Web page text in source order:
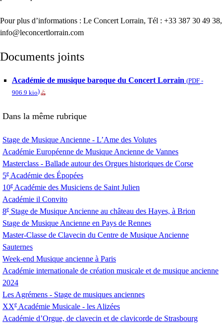
Pour plus d’informations : Le Concert Lorrain, Tél : +33 387 30 49 38,
info@leconcertlorrain.com
Documents joints
Académie de musique baroque du Concert Lorrain (PDF -
906.9 kio)
Dans la même rubrique
Stage de Musique Ancienne - L’Ame des Volutes
Académie Européenne de Musique Ancienne de Vannes
Masterclass - Ballade autour des Orgues historiques de Corse
5e Académie des Épopées
10e Académie des Musiciens de Saint Julien
Académie il Convito
8e Stage de Musique Ancienne au château des Hayes, à Brion
Stage de Musique Ancienne en Pays de Rennes
Master-Classe de Clavecin du Centre de Musique Ancienne
Sauternes
Week-end Musique ancienne à Paris
Académie internationale de création musicale et de musique ancienne
2024
Les Agrémens - Stage de musiques anciennes
XXe Académie Musicale - les Alizées
Académie d’Orgue, de clavecin et de clavicorde de Strasbourg